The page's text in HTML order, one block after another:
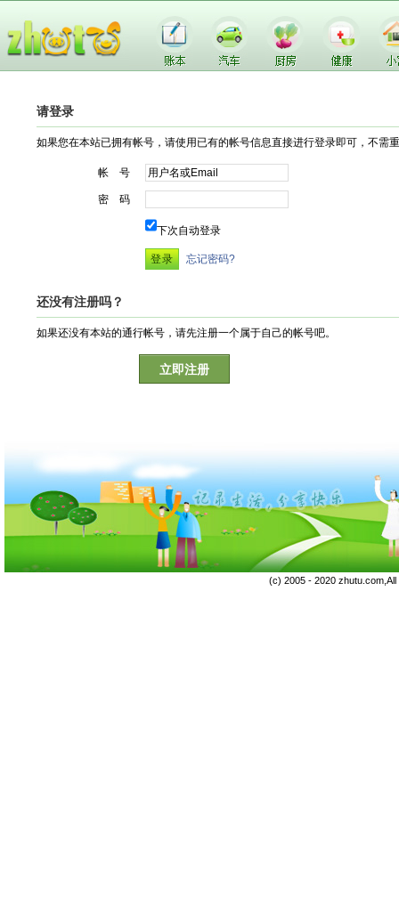
请登录
如果您在本站已拥有帐号，请使用已有的帐号信息直接进行登录即可，不需
帐 号
密 码
下次自动登录
忘记密码?
还没有注册吗？
如果还没有本站的通行帐号，请先注册一个属于自己的帐号吧。
立即注册
(c) 2005 - 2020